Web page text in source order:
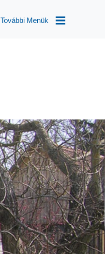
További Menük
Településképi
Rendelet
Módosítás
Aktualitások
Egészségügy